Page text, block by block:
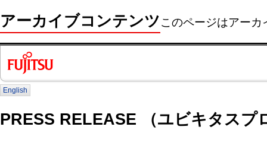
アーカイブコンテンツこのページはアー
English
PRESS RELEASE （ユビキタスプ